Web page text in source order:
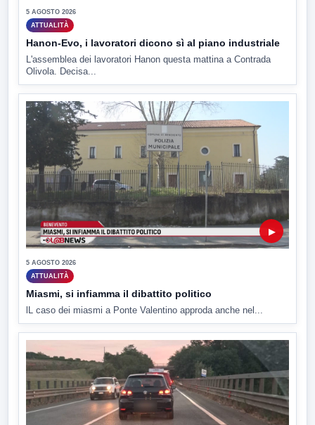
5 AGOSTO 2026
ATTUALITÀ
Hanon-Evo, i lavoratori dicono sì al piano industriale
L'assemblea dei lavoratori Hanon questa mattina a Contrada
Olivola. Decisa...
▶
5 AGOSTO 2026
ATTUALITÀ
Miasmi, si infiamma il dibattito politico
lL caso dei miasmi a Ponte Valentino approda anche nel...